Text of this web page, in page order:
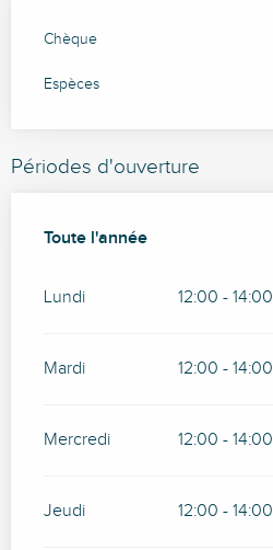
Chèque
Espèces
Périodes d'ouverture
Toute l'année
Toute l'année
Lundi 12:00 - 14:00
Mardi 12:00 - 14:00
Mercredi 12:00 - 14:00
Jeudi 12:00 - 14:00